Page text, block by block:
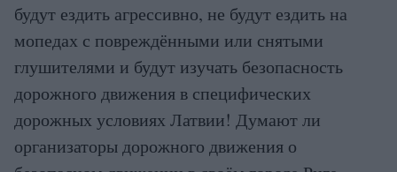
будут ездить агрессивно, не будут ездить на
мопедах с повреждёнными или снятыми
глушителями и будут изучать безопасность
дорожного движения в специфических
дорожных условиях Латвии! Думают ли
организаторы дорожного движения о